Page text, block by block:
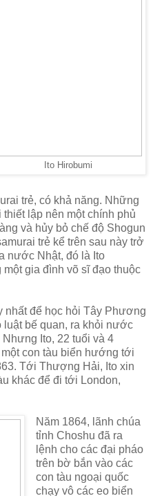
Ito Hirobumi
trẻ, có khả năng. Những
lập nên một chính phủ
và hủy bỏ chế độ Shogun
trẻ kể trên sau này trở
nước Nhật, đó là Ito
gia đình võ sĩ đạo thuộc
nhất để học hỏi Tây Phương
luật bế quan, ra khỏi nước
Ito, 22 tuổi và 4
con tàu biển hướng tới
Tới Thượng Hải, Ito xin
khác để đi tới London,
Năm 1864, lãnh chúa
tỉnh Choshu đã ra
lệnh cho các đại pháo
trên bờ bắn vào các
con tàu ngoại quốc
chạy vô các eo biển